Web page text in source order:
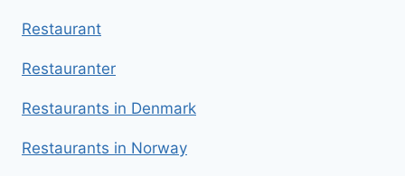
Restaurant
Restauranter
Restaurants in Denmark
Restaurants in Norway